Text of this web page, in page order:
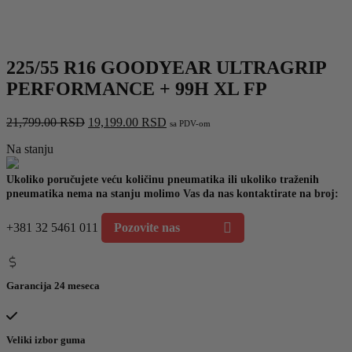
225/55 R16 GOODYEAR ULTRAGRIP
PERFORMANCE + 99H XL FP
21,799.00RSD Originalna
21,799.00 RSD.
19,199.00 RSD Trenutna
sa PDV-om
Na stanju
Ukoliko poručujete veću količinu pneumatika ili ukoliko traženih
pneumatika nema na stanju molimo Vas da nas kontaktirate na broj:
+381 32 5461 011 Pozovite nas
Garancija 24 meseca
Veliki izbor guma